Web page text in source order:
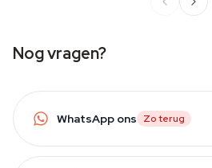
Nog vragen?
WhatsApp ons Zo terug